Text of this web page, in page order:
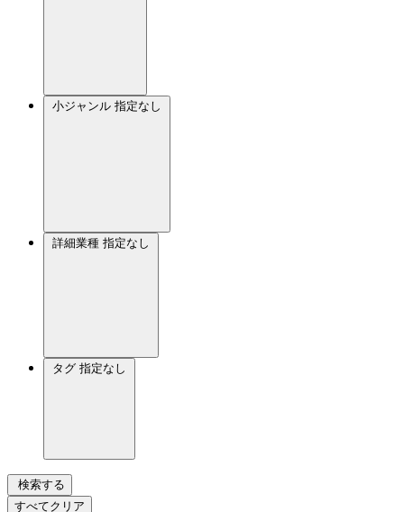
小ジャンル 指定なし
詳細業種 指定なし
タグ 指定なし
検索する
すべてクリア